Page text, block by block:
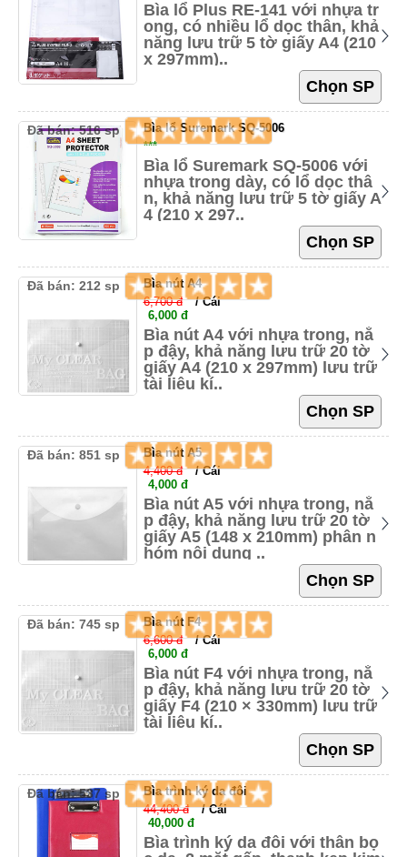
Bìa lổ Plus RE-141 với nhựa tr
ong, có nhiều lổ dọc thân, khả
năng lưu trữ 5 tờ giấy A4 (210
x 297mm)..
Bìa lổ Suremark SQ-5006
***
Bìa lổ Suremark SQ-5006 với
nhựa trong dày, có lổ dọc thâ
n, khả năng lưu trữ 5 tờ giấy A
4 (210 x 297..
Đã bán: 516 sp
Bìa nút A4
6,700 đ
/ Cái
6,000 đ
Bìa nút A4 với nhựa trong, nắ
p đậy, khả năng lưu trữ 20 tờ
giấy A4 (210 x 297mm) lưu trữ
tài liệu kí..
Đã bán: 212 sp
Bìa nút A5
4,400 đ
/ Cái
4,000 đ
Bìa nút A5 với nhựa trong, nắ
p đậy, khả năng lưu trữ 20 tờ
giấy A5 (148 x 210mm) phân n
hóm nội dung ..
Đã bán: 851 sp
Bìa nút F4
6,600 đ
/ Cái
6,000 đ
Bìa nút F4 với nhựa trong, nắ
p đậy, khả năng lưu trữ 20 tờ
giấy F4 (210 × 330mm) lưu trữ
tài liệu kí..
Đã bán: 745 sp
Bìa trình ký da đôi
44,400 đ
/ Cái
40,000 đ
Bìa trình ký da đôi với thân bọ
Đã bán: 537 sp